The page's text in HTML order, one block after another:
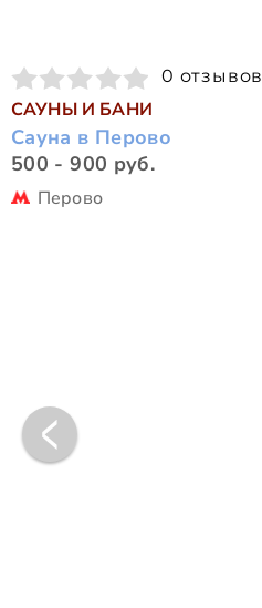
0 отзывов
САУНЫ И БАНИ
Сауна в Перово
500 - 900 руб.
Перово